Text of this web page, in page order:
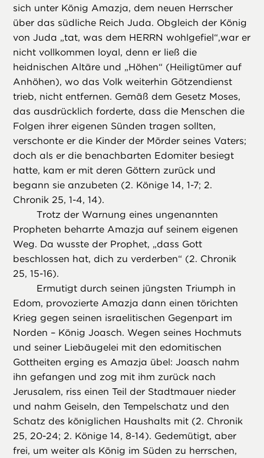
sich unter König Amazja, dem neuen Herrscher
über das südliche Reich Juda. Obgleich der König
von Juda „tat, was dem HERRN wohlgefiel“,war er
nicht vollkommen loyal, denn er ließ die
heidnischen Altäre und „Höhen“ (Heiligtümer auf
Anhöhen), wo das Volk weiterhin Götzendienst
trieb, nicht entfernen. Gemäß dem Gesetz Moses,
das ausdrücklich forderte, dass die Menschen die
Folgen ihrer eigenen Sünden tragen sollten,
verschonte er die Kinder der Mörder seines Vaters;
doch als er die benachbarten Edomiter besiegt
hatte, kam er mit deren Göttern zurück und
begann sie anzubeten (2. Könige 14, 1-7; 2.
Chronik 25, 1-4, 14).
Trotz der Warnung eines ungenannten
Propheten beharrte Amazja auf seinem eigenen
Weg. Da wusste der Prophet, „dass Gott
beschlossen hat, dich zu verderben“ (2. Chronik
25, 15-16).
Ermutigt durch seinen jüngsten Triumph in
Edom, provozierte Amazja dann einen törichten
Krieg gegen seinen israelitischen Gegenpart im
Norden – König Joasch. Wegen seines Hochmuts
und seiner Liebäugelei mit den edomitischen
Gottheiten erging es Amazja übel: Joasch nahm
ihn gefangen und zog mit ihm zurück nach
Jerusalem, riss einen Teil der Stadtmauer nieder
und nahm Geiseln, den Tempelschatz und den
Schatz des königlichen Haushalts mit (2. Chronik
25, 20-24; 2. Könige 14, 8-14). Gedemütigt, aber
frei, um weiter als König im Süden zu herrschen,